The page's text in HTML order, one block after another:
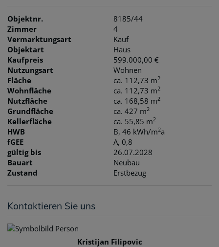
Objektnr.
8185/44
Zimmer
4
Vermarktungsart
Kauf
Objektart
Haus
Kaufpreis
599.000,00 €
Nutzungsart
Wohnen
Fläche
ca. 112,73 m2
Wohnfläche ca. 112,73 m2
Nutzfläche ca. 168,58 m2
Grundfläche ca. 427 m2
Kellerfläche ca. 55,85 m2
HWB B, 46 kWh/m2a
fGEE
A, 0,8
gültig bis
26.07.2028
Bauart
Neubau
Zustand
Erstbezug
Kontaktieren Sie uns
Kristijan Filipovic